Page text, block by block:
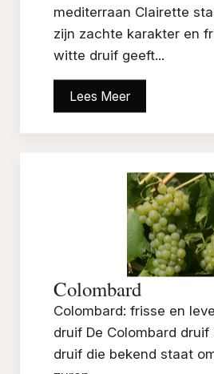
mediterraan Clairette
zijn zachte karakter en
witte druif geeft...
Lees Meer
Colombard
Colombard: frisse en
druif De Colombard
druif die bekend staat